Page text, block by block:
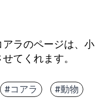
ラのページは、小
てくれます。
秒で配ることがで
#コアラ #動物